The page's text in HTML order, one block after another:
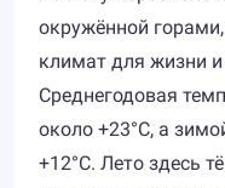
окружённой
климат для жизни и
Среднегодовая
около +23°C, а
+12°C. Лето здесь